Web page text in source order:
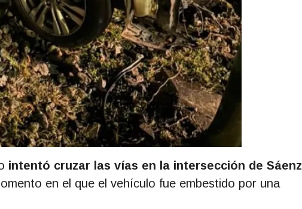
intentó cruzar las vías en la intersección de Sáenz
en el que el vehículo fue embestido por una